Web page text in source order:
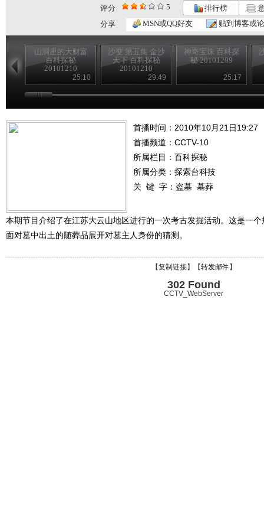
评分 5 排行榜
分享
MSN或QQ好友 贴到博客或
山洞里的大财富
百科探秘
20101210
25:10
沙变 第五集 金沙
天下 百科探秘
20101210
29:49
神奇宝珠 百科探
秘 20101209
25:17
首播时间：2010年10月21日19:27
首播频道： CCTV-10
所属栏目： 百科探秘
所属分类：探索台科技
关 键 字： 盗墓 墓葬
本期节目介绍了在江苏大云山地区进行的一次考古发掘活动。这是一
面对墓中出土的随葬品展开对墓主人身份的猜测。
【复制链接】【转发邮件 】
302 Found
CCTV_WebServer